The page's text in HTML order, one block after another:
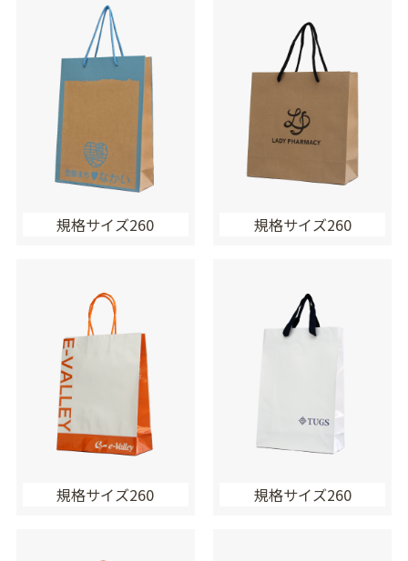
規格サイズ260 規格サイズ260
規格サイズ260 規格サイズ260